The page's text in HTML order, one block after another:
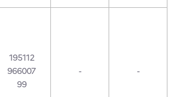
195112
966007
99
- -